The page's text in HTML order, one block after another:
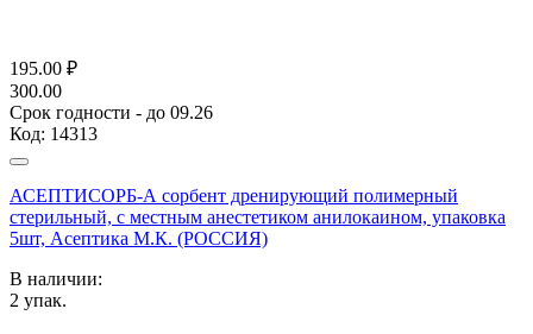
195.00 ₽
300.00
Срок годности - до 09.26
Код: 14313
АСЕПТИСОРБ-А сорбент дренирующий полимерный
стерильный, с местным анестетиком анилокаином, упаковка
5шт, Асептика М.К. (РОССИЯ)
В наличии:
2 упак.